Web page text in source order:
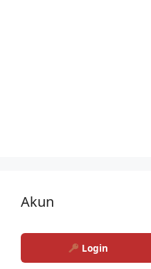
Akun
Login